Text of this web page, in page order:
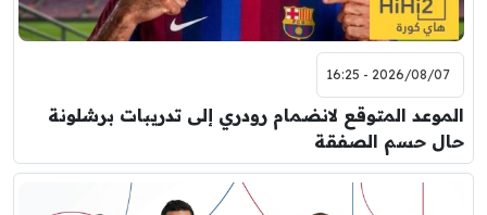
2026/08/07 - 16:25
الموعد المتوقع لانضمام رودري إلى تدريبات برشلونة
حال حسم الصفقة